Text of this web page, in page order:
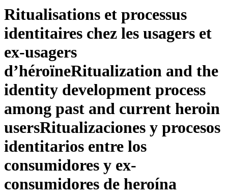
Ritualisations et processus
identitaires chez les usagers et
ex-usagers
d’héroïneRitualization and the
identity development process
among past and current heroin
usersRitualizaciones y procesos
identitarios entre los
consumidores y ex-
consumidores de heroína